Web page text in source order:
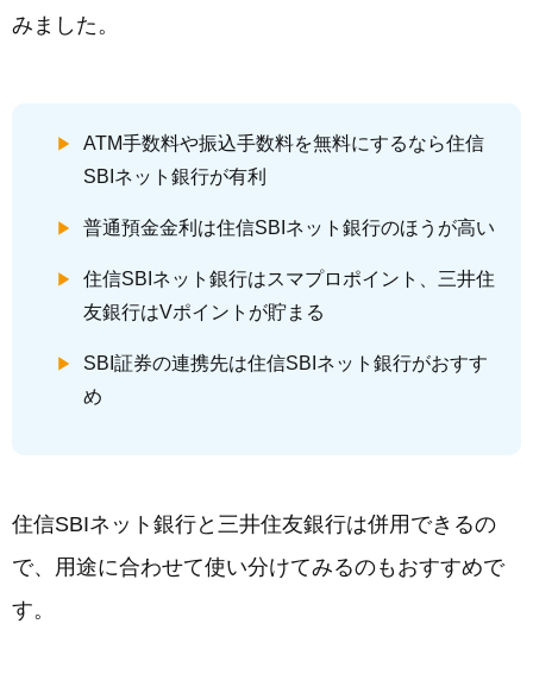
みました。
ATM手数料や振込手数料を無料にするなら住信
SBIネット銀行が有利
普通預金金利は住信SBIネット銀行のほうが高い
住信SBIネット銀行はスマプロポイント、三井住
友銀行はVポイントが貯まる
SBI証券の連携先は住信SBIネット銀行がおすす
め
住信SBIネット銀行と三井住友銀行は併用できるの
で、用途に合わせて使い分けてみるのもおすすめで
す。